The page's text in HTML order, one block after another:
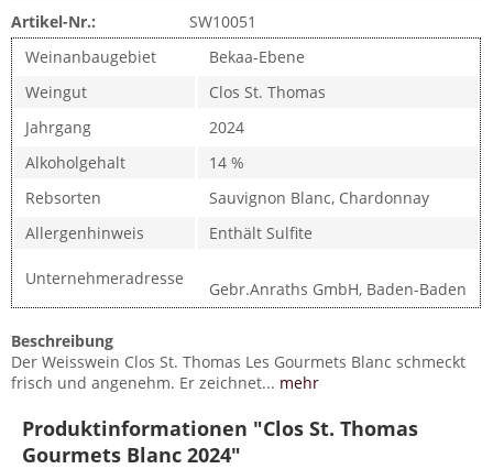
Artikel-Nr.:
SW10051
Weinanbaugebiet
Bekaa-Ebene
Weingut
Clos St. Thomas
Jahrgang
2024
Alkoholgehalt
14 %
Rebsorten
Sauvignon Blanc, Chardonnay
Allergenhinweis
Enthält Sulfite
Unternehmeradresse
Gebr.Anraths GmbH, Baden-Baden
Beschreibung
Der Weisswein Clos St. Thomas Les Gourmets Blanc schmeckt
frisch und angenehm. Er zeichnet... mehr
Produktinformationen "Clos St. Thomas
Gourmets Blanc 2024"